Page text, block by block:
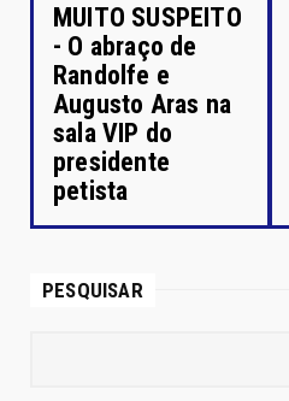
MUITO SUSPEITO
- O abraço de
Randolfe e
Augusto Aras na
sala VIP do
presidente
petista
PESQUISAR